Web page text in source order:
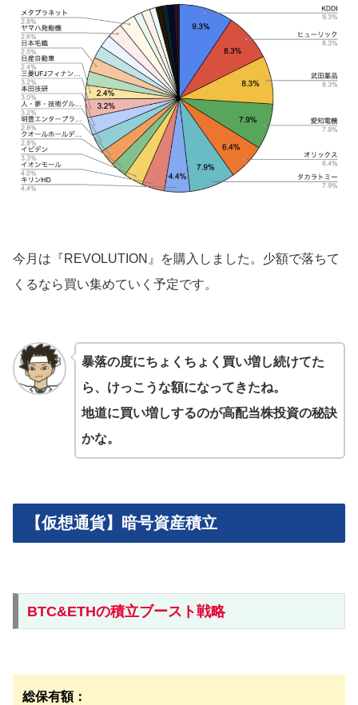
今月は『REVOLUTION』を購入しました。少額で落ちて
くるなら買い集めていく予定です。
暴落の度にちょくちょく買い増し続けてた
ら、けっこうな額になってきたね。
地道に買い増しするのが高配当株投資の秘訣
かな。
【仮想通貨】暗号資産積立
BTC&ETHの積立ブースト戦略
総保有額：